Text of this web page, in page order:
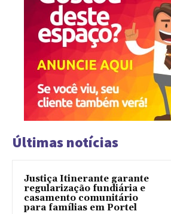
Últimas notícias
Justiça Itinerante garante
regularização fundiária e
casamento comunitário
para famílias em Portel